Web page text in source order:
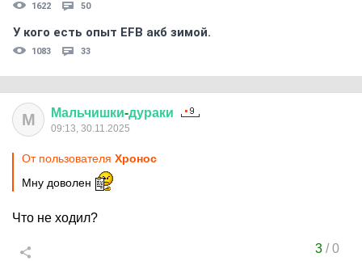
1622 50
У кого есть опыт EFB акб зимой.
1083 33
М Мальчишки-дураки
09:13, 30.11.2025
От пользователя Хронос
Мну доволен
Что не ходил?
3/0